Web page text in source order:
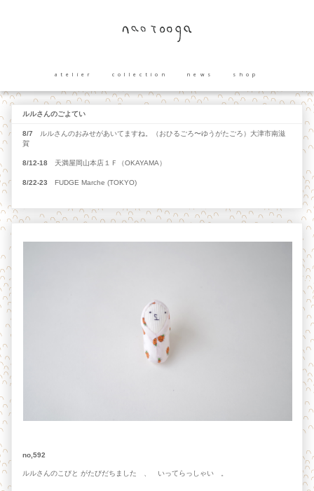
atelier collection news shop
ルルさんのごよてい
8/7 ルルさんのおみせがあいてますね。（おひるごろ〜ゆうがたごろ）大津市南滋
賀
8/12-18 天満屋岡山本店１Ｆ（OKAYAMA）
8/22-23 FUDGE Marche (TOKYO)
no,592
ルルさんのこびと がたびだちました 、 いってらっしゃい 。